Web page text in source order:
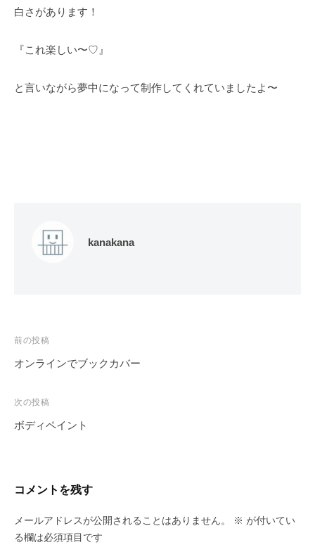
白さがあります！
『これ楽しい〜♡』
と言いながら夢中になって制作してくれていましたよ〜
kanakana
投
稿
ビ
ゲ
ン
前の投稿
オンラインでブックカバー
次の投稿
ボディペイント
コメントを残す
メールアドレスが公開されることはありません。 ※ が付いてい
る欄は必須項目です